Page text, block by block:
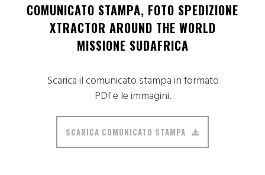
COMUNICATO STAMPA, FOTO SPEDIZIONE
XTRACTOR AROUND THE WORLD
MISSIONE SUDAFRICA
Scarica il comunicato stampa in formato
PDf e le immagini.
SCARICA COMUNICATO STAMPA